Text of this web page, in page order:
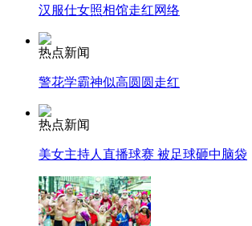
纽约上演“枕头大战”
汉服仕女照相馆走红网络
热点新闻
警花学霸神似高圆圆走红
热点新闻
美女主持人直播球赛 被足球砸中脑袋